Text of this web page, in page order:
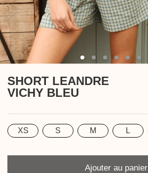
SHORT LEANDRE
VICHY BLEU
Taille
XS S M L
Ajouter au panier